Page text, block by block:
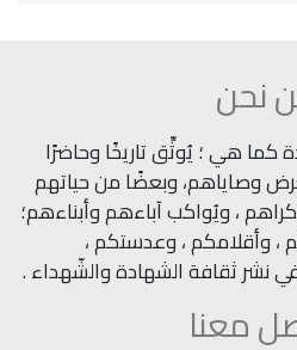
نحن
هي ؛ يُوثِّق تاريخًا وحاضرًا
وصاياهم، وبعضًا من حياتهم
، ويُواكب آباءهم وأبناءهم؛
، وأقلامكم ، وعدستكم ،
نشر ثقافة الشهادة والشّهداء .
معنا